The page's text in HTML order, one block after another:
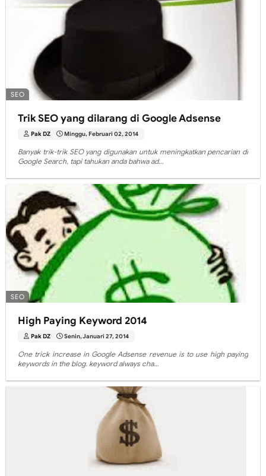
SEO
Trik SEO yang dilarang di Google Adsense
Pak DZ Minggu, Februari 02, 2014
Banyak trik-trik SEO yang digunakan untuk meningkatkan pencarian di
Google Search, tapi tahukan anda bahwa ad…
SEO
High Paying Keyword 2014
Pak DZ Senin, Januari 27, 2014
One trick increase in Google Adsense revenue is to use high paying
keywords in the blog. keyword always cha…